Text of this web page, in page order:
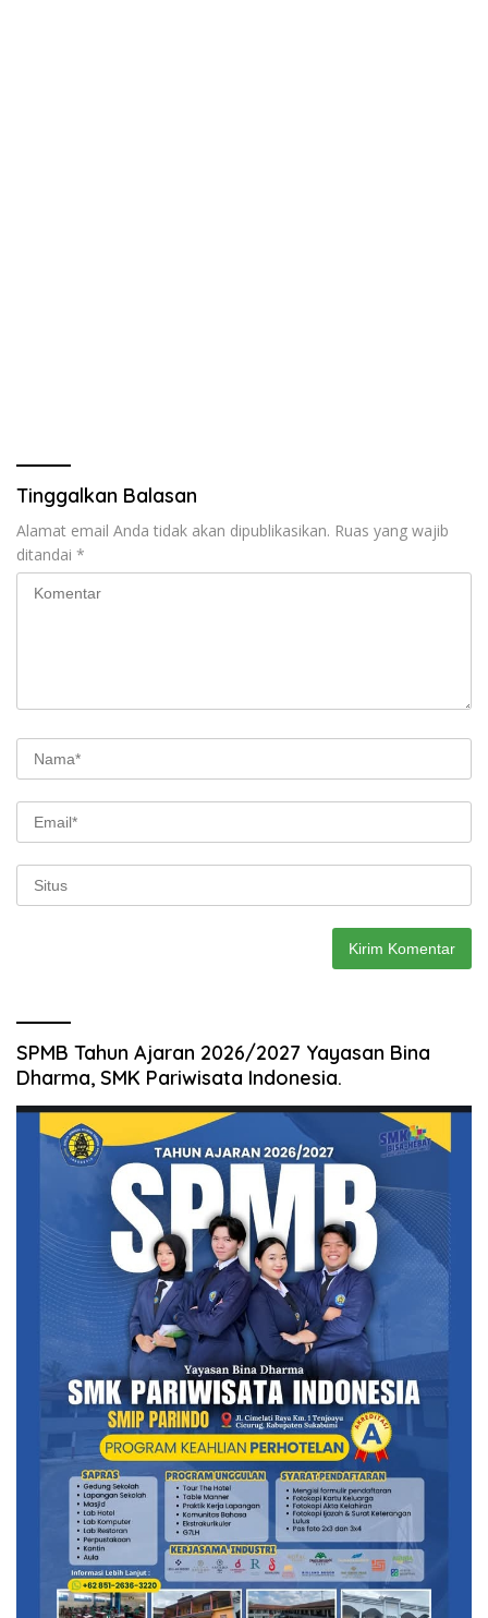
Tinggalkan Balasan
Alamat email Anda tidak akan dipublikasikan. Ruas yang wajib
ditandai *
SPMB Tahun Ajaran 2026/2027 Yayasan Bina
Dharma, SMK Pariwisata Indonesia.